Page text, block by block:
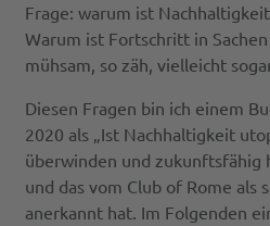
Frage: warum ist
Warum ist Fortschritt in
mühsam, so zäh, vielleicht
Diesen Fragen bin ich einem
2020 als „Ist Nachhaltigkeit
überwinden und zukunftsfähig
und das vom Club of Rome als
anerkannt hat. Im Folgenden